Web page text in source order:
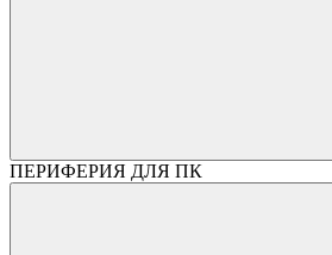
ПЕРИФЕРИЯ ДЛЯ ПК